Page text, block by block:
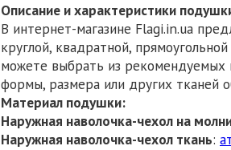
Описание и характеристики
В интернет-магазине Flagi.in.ua
круглой, квадратной,
можете выбрать из
формы, размера или других тканей
Материал подушки:
Наружная наволочка-чехол на
Наружная наволочка-чехол ткань: